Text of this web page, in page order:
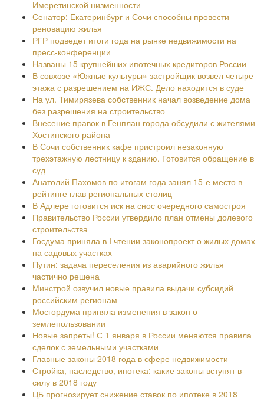
Имеретинской низменности
Сенатор: Екатеринбург и Сочи способны провести
реновацию жилья
РГР подведет итоги года на рынке недвижимости на
пресс-конференции
Названы 15 крупнейших ипотечных кредиторов России
В совхозе «Южные культуры» застройщик возвел четыре
этажа с разрешением на ИЖС. Дело находится в суде
На ул. Тимирязева собственник начал возведение дома
без разрешения на строительство
Внесение правок в Генплан города обсудили с жителями
Хостинского района
В Сочи собственник кафе пристроил незаконную
трехэтажную лестницу к зданию. Готовится обращение в
суд
Анатолий Пахомов по итогам года занял 15-е место в
рейтинге глав региональных столиц
В Адлере готовится иск на снос очередного самостроя
Правительство России утвердило план отмены долевого
строительства
Госдума приняла в I чтении законопроект о жилых домах
на садовых участках
Путин: задача переселения из аварийного жилья
частично решена
Минстрой озвучил новые правила выдачи субсидий
российским регионам
Мосгордума приняла изменения в закон о
землепользовании
Новые запреты! С 1 января в России меняются правила
сделок с земельными участками
Главные законы 2018 года в сфере недвижимости
Стройка, наследство, ипотека: какие законы вступят в
силу в 2018 году
ЦБ прогнозирует снижение ставок по ипотеке в 2018